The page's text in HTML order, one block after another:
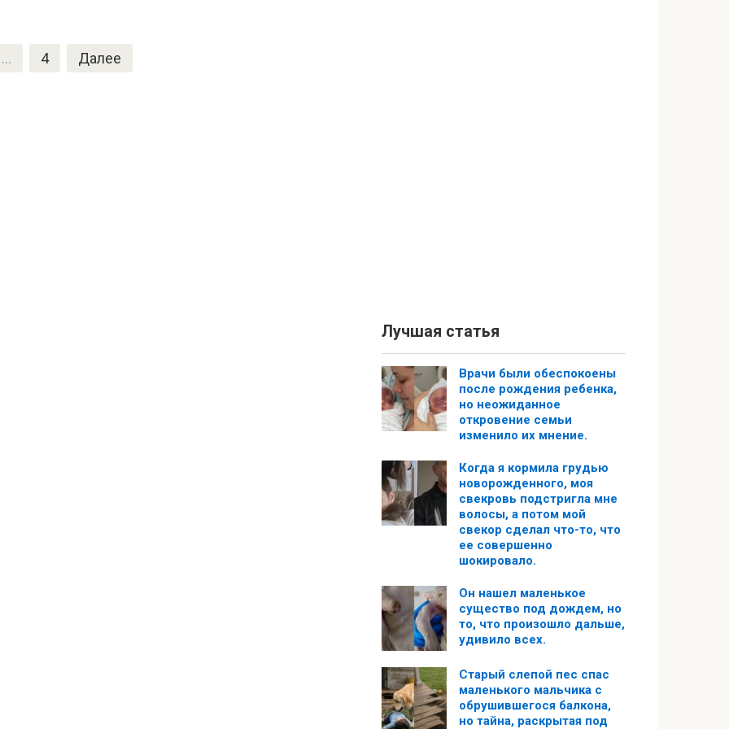
… 4 Далее
Лучшая статья
Врачи были обеспокоены
после рождения ребенка,
но неожиданное
откровение семьи
изменило их мнение.
Когда я кормила грудью
новорожденного, моя
свекровь подстригла мне
волосы, а потом мой
свекор сделал что-то, что
ее совершенно
шокировало.
Он нашел маленькое
существо под дождем, но
то, что произошло дальше,
удивило всех.
Старый слепой пес спас
маленького мальчика с
обрушившегося балкона,
но тайна, раскрытая под